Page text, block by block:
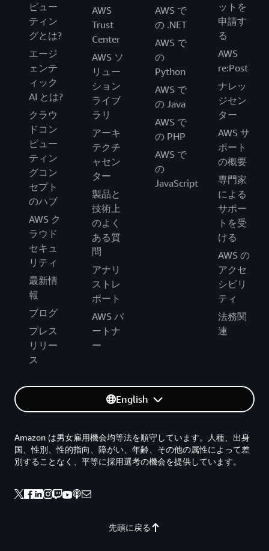
ピュー
ティン
グとは?
エージ
ェンテ
ィック
AI とは?
クラウ
ドコン
ピュー
ティン
グコン
セプト
のハブ
AWS ク
ラウド
セキュ
リティ
最新情
報
ブログ
プレス
リリー
ス
AWS
Trust
Center
AWS ソ
リュー
ション
ライブ
ラリ
アーキ
テクチ
ャセン
ター
製品と
技術上
のよく
ある質
問
アナリ
ストレ
ポート
AWS パ
ートナ
ー
AWS で
の .NET
AWS で
の
Python
AWS で
の Java
AWS で
の PHP
AWS で
の
JavaScript
ットを
申請す
る
AWS
re:Post
ナレッ
ジセン
ター
AWS サ
ポート
の概要
専門家
による
サポー
トを受
ける
AWS の
アクセ
シビリ
ティ
法務関
連
English
先頭に戻る
Amazon は男女雇用機会均等法を順守しています。人種、出身
国、性別、性的指向、障がい、年齢、その他の属性によって差
別することなく、平等に採用選考の機会を提供しています。